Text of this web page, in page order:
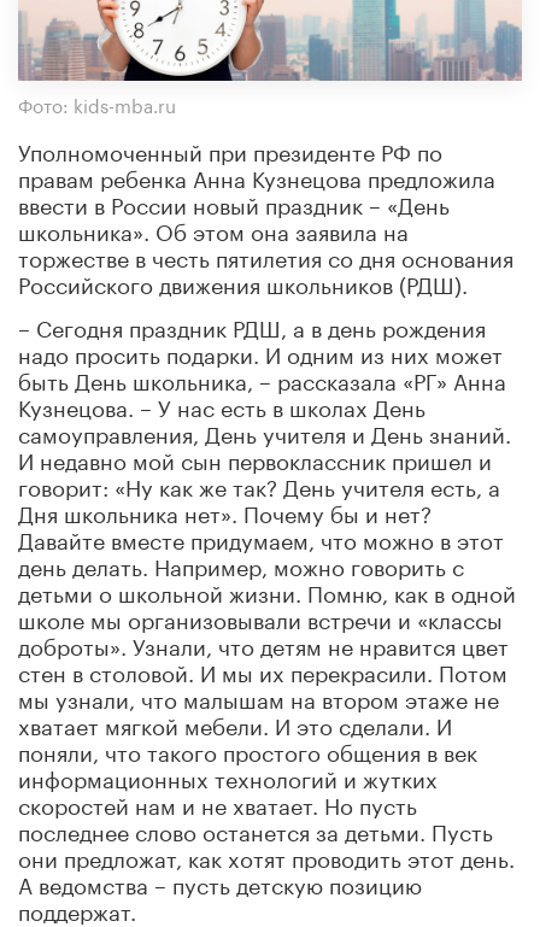
Фото: kids-mba.ru
Уполномоченный при президенте РФ по
правам ребенка Анна Кузнецова предложила
ввести в России новый праздник – «День
школьника». Об этом она заявила на
торжестве в честь пятилетия со дня основания
Российского движения школьников (РДШ).
– Сегодня праздник РДШ, а в день рождения
надо просить подарки. И одним из них может
быть День школьника, – рассказала «РГ» Анна
Кузнецова. – У нас есть в школах День
самоуправления, День учителя и День знаний.
И недавно мой сын первоклассник пришел и
говорит: «Ну как же так? День учителя есть, а
Дня школьника нет». Почему бы и нет?
Давайте вместе придумаем, что можно в этот
день делать. Например, можно говорить с
детьми о школьной жизни. Помню, как в одной
школе мы организовывали встречи и «классы
доброты». Узнали, что детям не нравится цвет
стен в столовой. И мы их перекрасили. Потом
мы узнали, что малышам на втором этаже не
хватает мягкой мебели. И это сделали. И
поняли, что такого простого общения в век
информационных технологий и жутких
скоростей нам и не хватает. Но пусть
последнее слово останется за детьми. Пусть
они предложат, как хотят проводить этот день.
А ведомства – пусть детскую позицию
поддержат.